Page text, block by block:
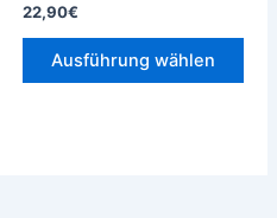
gewählt
22,90€
Ausführung wählen